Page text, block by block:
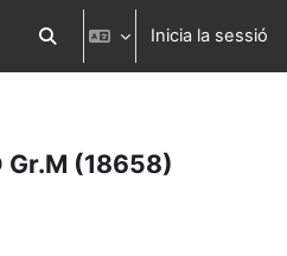
Commuta l'entrada de la cerca
Inicia la sessió
Gr.M (18658)